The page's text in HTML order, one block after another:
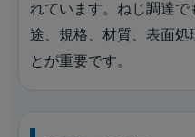
れています。ねじ調達で
途、規格、材質、表面処
とが重要です。